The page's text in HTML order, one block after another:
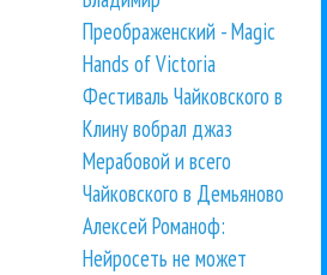
Преображенский - Magic
Hands of Victoria
Фестиваль Чайковского в
Клину вобрал джаз
Мерабовой и всего
Чайковского в Демьяново
Алексей Романоф:
Нейросеть не может